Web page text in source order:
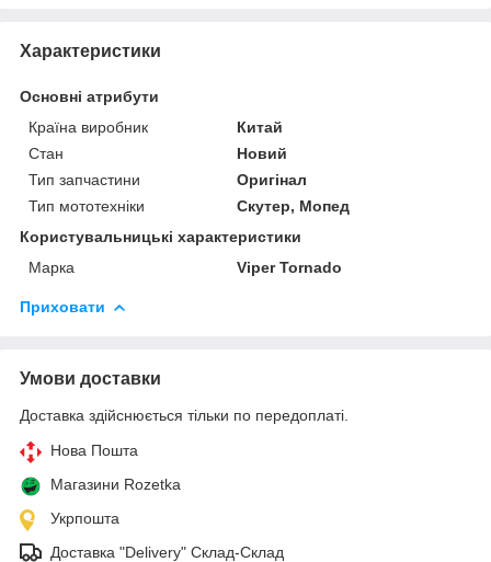
Характеристики
Основні атрибути
Країна виробник
Китай
Стан
Новий
Тип запчастини
Оригінал
Тип мототехніки
Скутер, Мопед
Користувальницькі характеристики
Марка
Viper Tornado
Приховати
Умови доставки
Доставка здійснюється тільки по передоплаті.
Нова Пошта
Магазини Rozetka
Укрпошта
Доставка "Delivery" Склад-Склад